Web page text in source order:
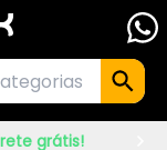
grátis!